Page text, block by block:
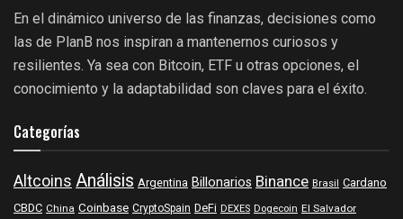
En el dinámico universo de las finanzas, decisiones como
las de PlanB nos inspiran a mantenernos curiosos y
resilientes. Ya sea con Bitcoin, ETF u otras opciones, el
conocimiento y la adaptabilidad son claves para el éxito.
Categorías
AltcoinsAnálisis Argentina BillonariosBinance Brasil Cardano
CBDC China Coinbase CryptoSpain DeFi DEXES Dogecoin El Salvador